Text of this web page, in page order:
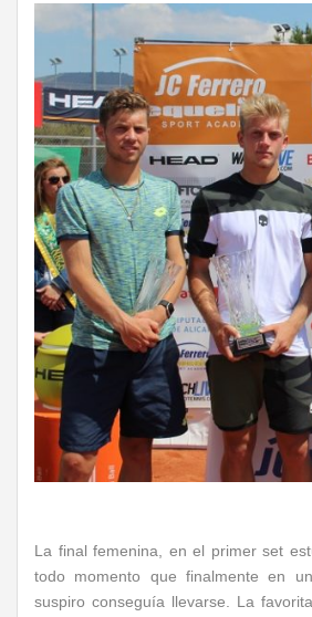
La final femenina, en el primer set
todo momento que finalmente en
suspiro conseguía llevarse. La